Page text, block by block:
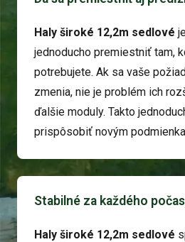
Haly široké 12,2m sedlové
jednoducho premiestniť tam,
potrebujete. Ak sa vaše
zmenia, nie je problém ich
ďalšie moduly. Takto
prispôsobiť novým
Stabilné za každého
Haly široké 12,2m sedlové